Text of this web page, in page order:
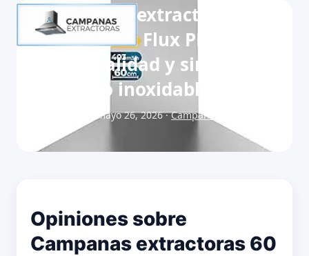
Campanas extractoras 60
cm Cecotec Flux PM 604300:
funcionalidad y simplicidad
en acero inoxidable
Publicado el mayo 26, 2026 ·Campanas extractoras 60
Opiniones sobre
Campanas extractoras 60